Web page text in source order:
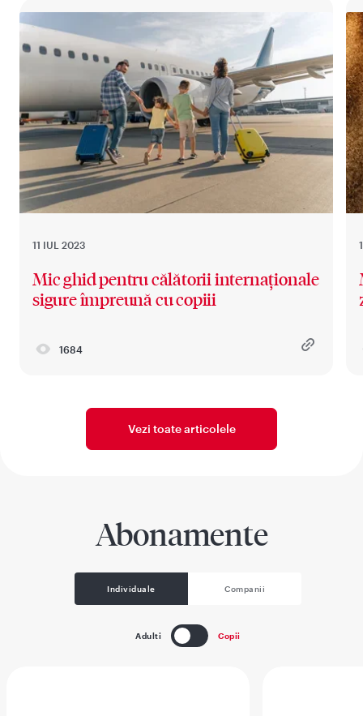
11 IUL 2023
Mic ghid pentru călătorii internaționale
sigure împreună cu copiii
1684
Vezi toate articolele
Abonamente
Individuale Companii
Adulti Copii